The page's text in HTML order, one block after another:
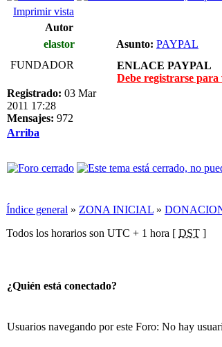
Imprimir vista
Autor
elastor
Asunto: PAYPAL
FUNDADOR
Registrado: 03 Mar
2011 17:28
Mensajes: 972
ENLACE PAYPAL
Debe registrarse para
Arriba
Índice general » ZONA INICIAL »
Todos los horarios son UTC + 1 hora [ DST ]
¿Quién está conectado?
Usuarios navegando por este Foro: No hay